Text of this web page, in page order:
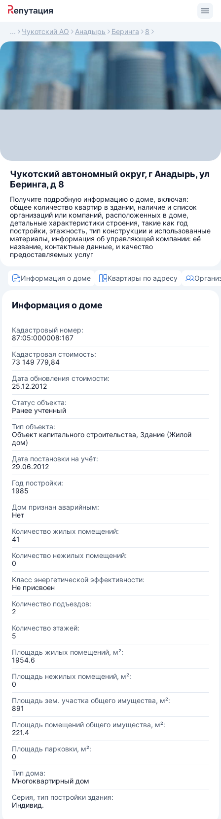
Чукотский АО Анадырь Беринга 8
Чукотский автономный округ, г Анадырь, ул
Беринга, д 8
Получите подробную информацию о доме, включая:
общее количество квартир в здании, наличие и список
организаций или компаний, расположенных в доме,
детальные характеристики строения, такие как год
постройки, этажность, тип конструкции и использованные
материалы, информация об управляющей компании: её
название, контактные данные, и качество
предоставляемых услуг
Информация о доме Квартиры по адресу
Информация о доме
Кадастровый номер:
87:05:000008:167
Кадастровая стоимость:
73 149 779,84
Дата обновления стоимости:
25.12.2012
Статус объекта:
Ранее учтенный
Тип объекта:
Объект капитального строительства, Здание (Жилой
дом)
Дата постановки на учёт:
29.06.2012
Год постройки:
1985
Дом признан аварийным:
Нет
Количество жилых помещений:
41
Количество нежилых помещений:
0
Класс энергетической эффективности:
Не присвоен
Количество подъездов:
2
Количество этажей:
5
Площадь жилых помещений, м²:
1954.6
Площадь нежилых помещений, м²:
0
Площадь зем. участка общего имущества, м²:
891
Площадь помещений общего имущества, м²:
221.4
Площадь парковки, м²:
0
Тип дома:
Многоквартирный дом
Серия, тип постройки здания:
Индивид.